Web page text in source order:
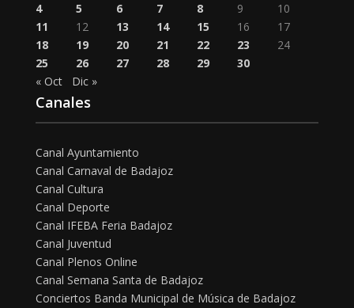
4
5 6 7 8 9
10
11
12 13 14 15 16
17
18
19 20 21 22 23
24
25
26 27 28 29
30
« Oct
Dic »
Canales
Canal Ayuntamiento
Canal Carnaval de Badajoz
Canal Cultura
Canal Deporte
Canal IFEBA Feria Badajoz
Canal Juventud
Canal Plenos Online
Canal Semana Santa de Badajoz
Conciertos Banda Municipal de Música de Badajoz